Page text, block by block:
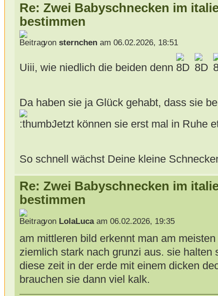
Re: Zwei Babyschnecken im
bestimmen
von sternchenam 06.02.2026, 18:51
Uiii, wie niedlich die beiden denn
Da haben sie ja Glück gehabt, dass sie
Jetzt können sie erst mal in Ruhe
So schnell wächst Deine kleine
Re: Zwei Babyschnecken im
bestimmen
von LolaLucaam 06.02.2026, 19:35
am mittleren bild erkennt man am
ziemlich stark nach grunzi aus. sie halten
diese zeit in der erde mit einem dicken
brauchen sie dann viel kalk.